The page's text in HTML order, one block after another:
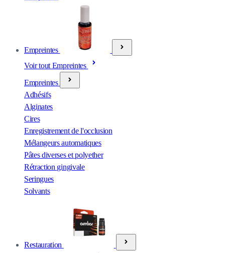
Empreintes
Voir tout Empreintes
Empreintes
Adhésifs
Alginates
Cires
Enregistrement de l'occlusion
Mélangeurs automatiques
Pâtes diverses et polyether
Rétraction gingivale
Seringues
Solvants
Restauration